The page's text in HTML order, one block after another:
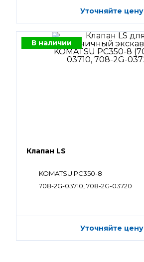
Уточняйте цену
В наличии
Клапан LS
KOMATSU PC350-8
708-2G-03710, 708-2G-03720
Уточняйте цену